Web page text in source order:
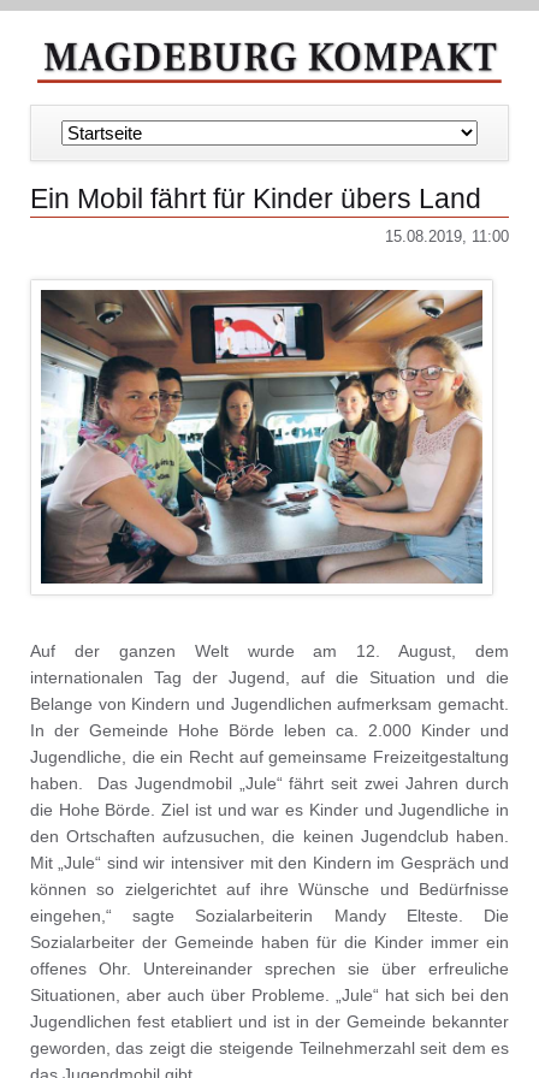
Navigation
überspringen
Ein Mobil fährt für Kinder übers Land
15.08.2019, 11:00
Auf der ganzen Welt wurde am 12. August, dem
internationalen Tag der Jugend, auf die Situation und die
Belange von Kindern und Jugendlichen aufmerksam gemacht.
In der Gemeinde Hohe Börde leben ca. 2.000 Kinder und
Jugendliche, die ein Recht auf gemeinsame Freizeitgestaltung
haben. Das Jugendmobil „Jule“ fährt seit zwei Jahren durch
die Hohe Börde. Ziel ist und war es Kinder und Jugendliche in
den Ortschaften aufzusuchen, die keinen Jugendclub haben.
Mit „Jule“ sind wir intensiver mit den Kindern im Gespräch und
können so zielgerichtet auf ihre Wünsche und Bedürfnisse
eingehen,“ sagte Sozialarbeiterin Mandy Elteste. Die
Sozialarbeiter der Gemeinde haben für die Kinder immer ein
offenes Ohr. Untereinander sprechen sie über erfreuliche
Situationen, aber auch über Probleme. „Jule“ hat sich bei den
Jugendlichen fest etabliert und ist in der Gemeinde bekannter
geworden, das zeigt die steigende Teilnehmerzahl seit dem es